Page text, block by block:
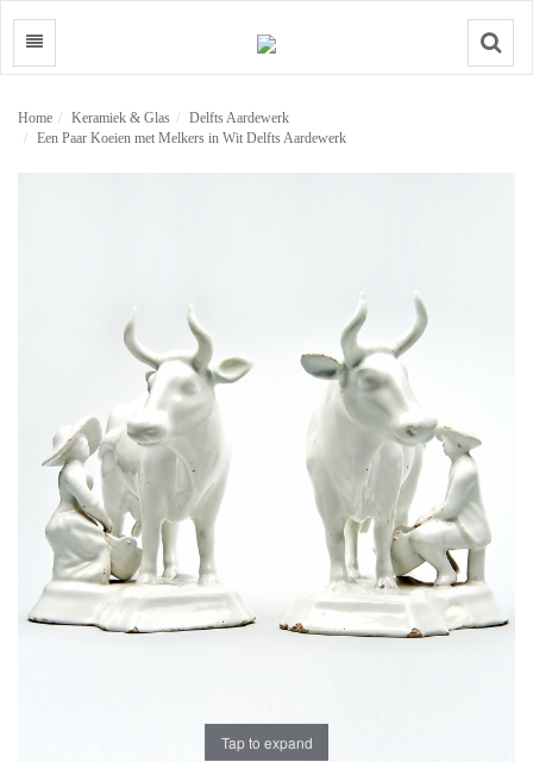
Search
Home Keramiek & Glas
Delfts Aardewerk
Een Paar Koeien met Melkers in Wit Delfts Aardewerk
Tap to expand